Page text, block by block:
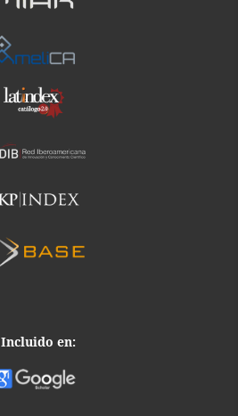
Incluido en: